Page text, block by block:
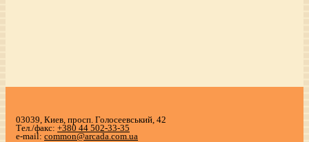
03039, Киев, просп. Голосеевський, 42
Тел./факс: +380 44 502-33-35
e-mail: common@arcada.com.ua